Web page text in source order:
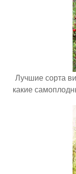
Лучшие сорта
какие